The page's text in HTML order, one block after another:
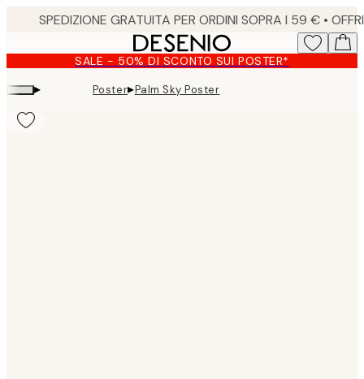
content.
SALE - 50% DI SCONTO SUI POSTER*
▸ Poster▸Palm Sky Poster